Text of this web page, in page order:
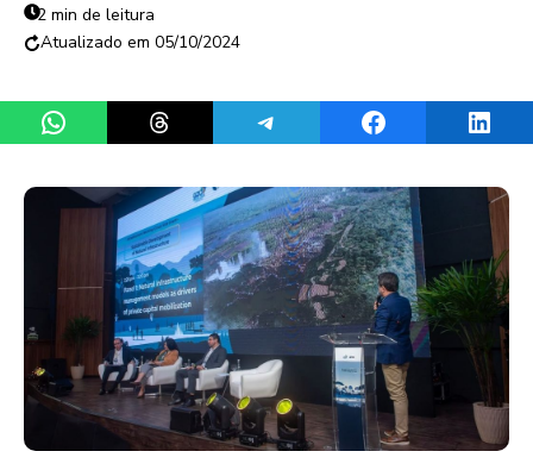
2 min de leitura
05/10/2024
Share on WhatsAppShare on ThreadsShare on TelegramShare on Facebook